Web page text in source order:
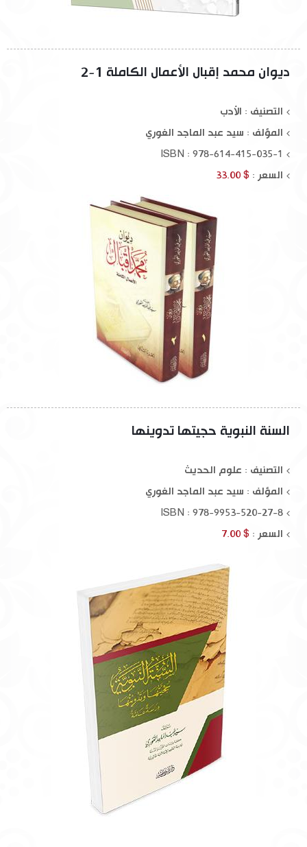
ديوان محمد إقبال الأعمال الكاملة 1-2
التصنيف : الأدب
المؤلف : سيد عبد الماجد الغوري
ISBN : 978-614-415-035-1
السعر : $ 33.00
السنة النبوية حجيتها تدوينها
التصنيف : علوم الحديث
المؤلف : سيد عبد الماجد الغوري
ISBN : 978-9953-520-27-8
السعر : $ 7.00